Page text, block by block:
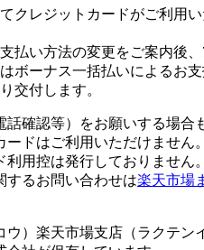
クレジットカードがご利用
払い方法の変更をご案内後
ボーナス一括払いによるお
交付します。
確認等）をお願いする場合
ドはご利用いただけません。
用控は発行しておりません。
るお問い合わせは楽天市場
ウ）楽天市場支店（ラクテ